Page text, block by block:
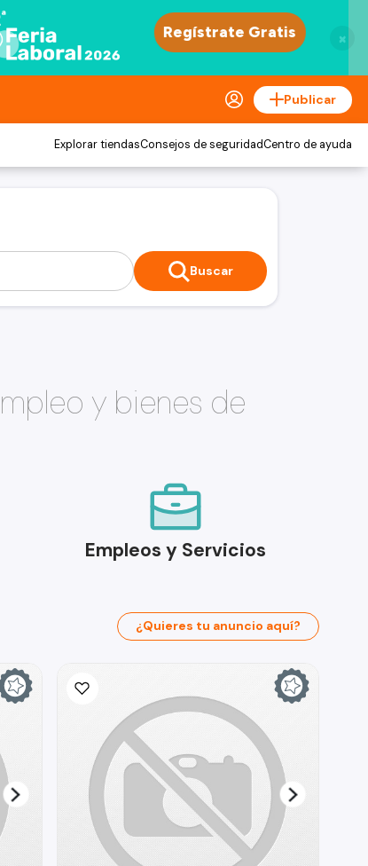
×
Publicar
Explorar tiendasConsejos de seguridadCentro de ayuda
Buscar
y bienes de
Empleos y Servicios
¿Quieres tu anuncio aquí?